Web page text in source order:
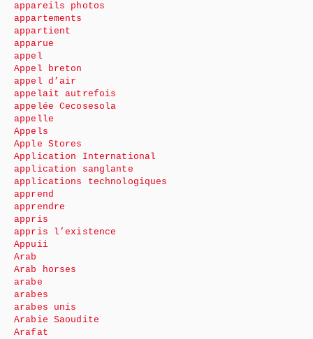
appareils photos
appartements
appartient
apparue
appel
Appel breton
appel d’air
appelait autrefois
appelée Cecosesola
appelle
Appels
Apple Stores
Application International
application sanglante
applications technologiques
apprend
apprendre
appris
appris l’existence
Appuii
Arab
Arab horses
arabe
arabes
arabes unis
Arabie Saoudite
Arafat